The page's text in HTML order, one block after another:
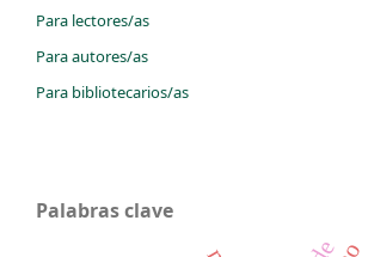
Para lectores/as
Para autores/as
Para bibliotecarios/as
Palabras clave